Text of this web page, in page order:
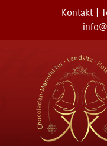
Kontakt |